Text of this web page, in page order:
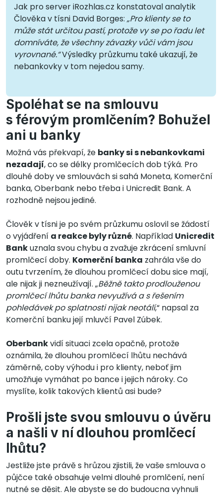
Jak pro server iRozhlas.cz konstatoval analytik
Člověka v tísni David Borges: „Pro klienty se to
může stát určitou pastí, protože vy se po řadu let
domníváte, že všechny závazky vůči vám jsou
vyrovnané.“Výsledky průzkumu také ukazují, že
nebankovky v tom nejedou samy.
Spoléhat se na smlouvu
s férovým promlčením? Bohužel
ani u banky
Možná vás překvapí, že banky si s nebankovkami
nezadají, co se délky promlčecích dob týká. Pro
dlouhé doby ve smlouvách si sahá Moneta, Komerční
banka, Oberbank nebo třeba i Unicredit Bank. A
rozhodně nejsou jediné.
Člověk v tísni je po svém průzkumu oslovil se žádostí
o vyjádření a reakce byly různé. Například Unicredit
Bankuznala svou chybu a zvažuje zkrácení smluvní
promlčecí doby. Komerční banka zahrála vše do
outu tvrzením, že dlouhou promlčecí dobu sice mají,
ale nijak ji nezneužívají. „Běžně takto prodlouženou
promlčecí lhůtu banka nevyužívá a s řešením
pohledávek po splatnosti nijak neotálí,“ napsal za
Komerční banku její mluvčí Pavel Zúbek.
Oberbankvidí situaci zcela opačně, protože
oznámila, že dlouhou promlčecí lhůtu nechává
záměrně, coby výhodu i pro klienty, neboť jim
umožňuje vymáhat po bance i jejich nároky. Co
myslíte, kolik takových klientů asi bude?
Prošli jste svou smlouvu o úvěru
a našli v ní dlouhou promlčecí
lhůtu?
Jestliže jste právě s hrůzou zjistili, že vaše smlouva o
půjčce také obsahuje velmi dlouhé promlčení, není
nutné se děsit. Ale abyste se do budoucna vyhnuli